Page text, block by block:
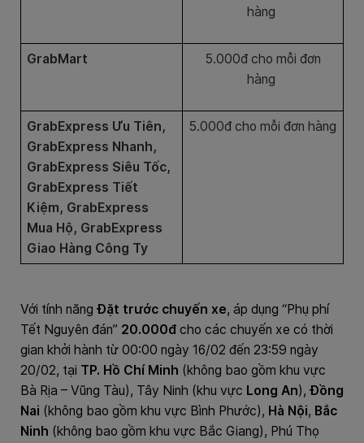
hàng
GrabMart
5.000đ cho mỗi đơn
hàng
GrabExpress Ưu Tiên,
GrabExpress Nhanh,
GrabExpress Siêu Tốc,
GrabExpress Tiết
Kiệm, GrabExpress
Mua Hộ, GrabExpress
Giao Hàng Công Ty
5.000đ cho mỗi đơn hàng
Với tính năng Đặt trước chuyến xe, áp dụng “Phụ phí
Tết Nguyên đán” 20.000đ cho các chuyến xe có thời
gian khởi hành từ 00:00 ngày 16/02 đến 23:59 ngày
20/02, tại TP. Hồ Chí Minh (không bao gồm khu vực
Bà Rịa – Vũng Tàu), Tây Ninh (khu vực Long An), Đồng
Nai (không bao gồm khu vực Bình Phước), Hà Nội, Bắc
Ninh (không bao gồm khu vực Bắc Giang), Phú Thọ